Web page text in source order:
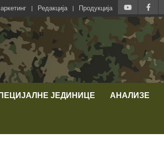
Редакција Продукција
ЈЕДИНИЦЕ АНАЛИЗЕ